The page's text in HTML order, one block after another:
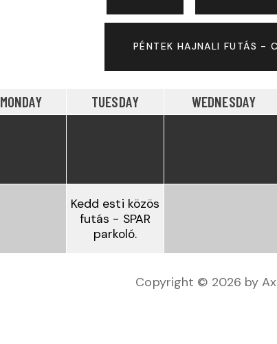
PÉNTEK HAJNALI FUTÁS -
MONDAY TUESDAY WEDNESDAY
Kedd esti közös
futás - SPAR
parkoló.
Copyright © 2026 by